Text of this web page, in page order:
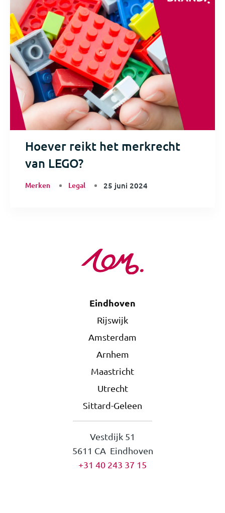
Hoever reikt het merkrecht
van LEGO?
Merken Legal 25 juni 2024
Eindhoven
Rijswijk
Amsterdam
Arnhem
Maastricht
Utrecht
Sittard-Geleen
Vestdijk 51
5611 CA Eindhoven
+31 40 243 37 15